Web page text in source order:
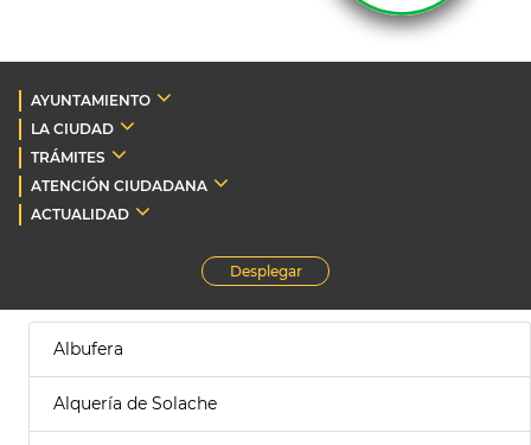
AYUNTAMIENTO
LA CIUDAD
TRÁMITES
ATENCIÓN CIUDADANA
ACTUALIDAD
Desplegar
Albufera
Alquería de Solache